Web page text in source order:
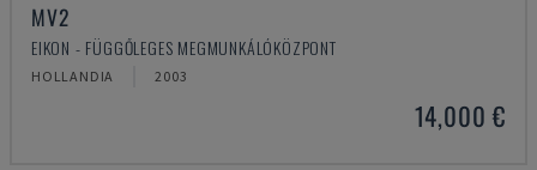
MV2
EIKON - FÜGGŐLEGES MEGMUNKÁLÓKÖZPONT
HOLLANDIA 2003
14,000 €